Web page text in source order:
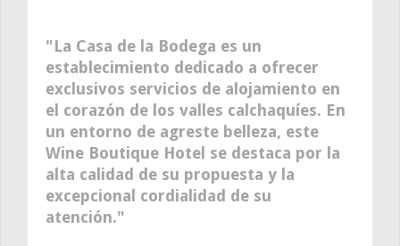
La Casa de la Bodega es un
establecimiento dedicado a ofrecer
exclusivos servicios de alojamiento en
el corazón de los valles calchaquíes. En
un entorno de agreste belleza, este
Wine Boutique Hotel se destaca por la
alta calidad de su propuesta y la
excepcional cordialidad de su
atención.